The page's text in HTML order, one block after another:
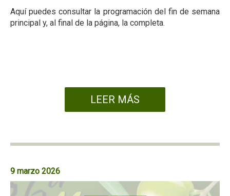
Aquí puedes consultar la programación del fin de semana
principal y, al final de la página, la completa.
LEER MÁS
9 marzo 2026